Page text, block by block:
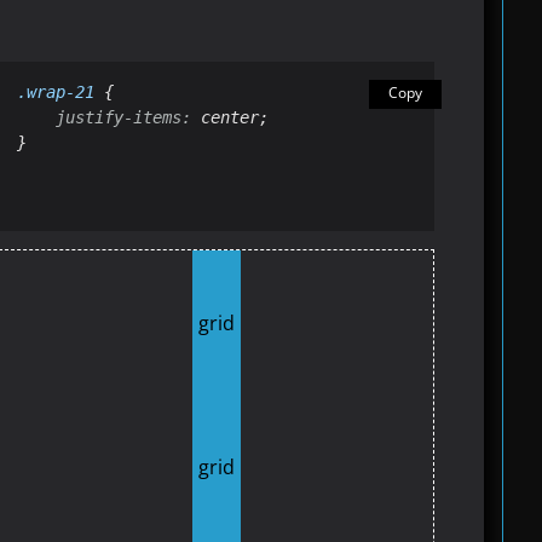
Copy
.wrap-21 {
justify- items:
center;
}
grid
grid